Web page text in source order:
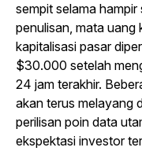
sempit selama
penulisan, mata uang
kapitalisasi pasar
$30.000 setelah
24 jam terakhir.
akan terus melayang
perilisan poin data
ekspektasi investor